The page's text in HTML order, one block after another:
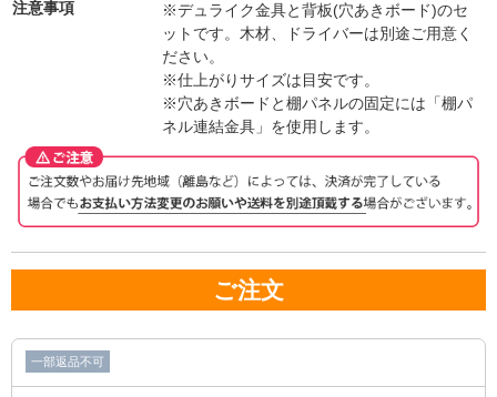
注意事項
※デュライク金具と背板(穴あきボード)のセ
ットです。木材、ドライバーは別途ご用意く
ださい。
※仕上がりサイズは目安です。
※穴あきボードと棚パネルの固定には「棚パ
ネル連結金具」を使用します。
ご注文
一部返品不可